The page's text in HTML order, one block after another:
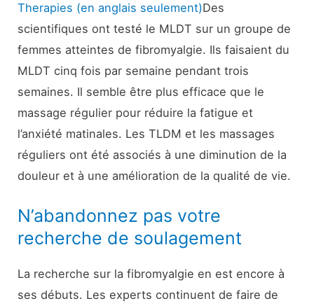
Therapies (en anglais seulement)Des
scientifiques ont testé le MLDT sur un groupe de
femmes atteintes de fibromyalgie. Ils faisaient du
MLDT cinq fois par semaine pendant trois
semaines. Il semble être plus efficace que le
massage régulier pour réduire la fatigue et
l’anxiété matinales. Les TLDM et les massages
réguliers ont été associés à une diminution de la
douleur et à une amélioration de la qualité de vie.
N’abandonnez pas votre
recherche de soulagement
La recherche sur la fibromyalgie en est encore à
ses débuts. Les experts continuent de faire de